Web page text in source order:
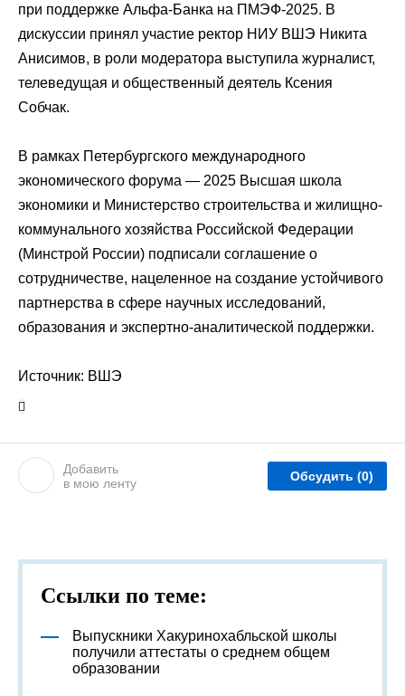
при поддержке Альфа-Банка на ПМЭФ-2025. В
дискуссии принял участие ректор НИУ ВШЭ Никита
Анисимов, в роли модератора выступила журналист,
телеведущая и общественный деятель Ксения
Собчак.
В рамках Петербургского международного
экономического форума — 2025 Высшая школа
экономики и Министерство строительства и жилищно-
коммунального хозяйства Российской Федерации
(Минстрой России) подписали соглашение о
сотрудничестве, нацеленное на создание устойчивого
партнерства в сфере научных исследований,
образования и экспертно-аналитической поддержки.
Источник: ВШЭ
Добавить
в мою ленту
Обсудить (0)
Ссылки по теме:
Выпускники Хакуринохабльской школы
получили аттестаты о среднем общем
образовании